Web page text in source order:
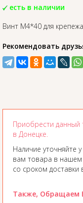
есть в наличии
Винт М4*40 для
Рекомендовать
Приобрести
в Донецке.
Наличие уточняйте
вам товара в нашем
со сроком доставки
Также, Обращаем